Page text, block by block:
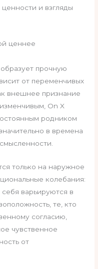
и взгляды
ценнее
прочную
от переменчивых
внешнее признание
On X
родником
в времена
только на наружное
колебания:
варьируются в
те, кто
согласию,
чувственное
от